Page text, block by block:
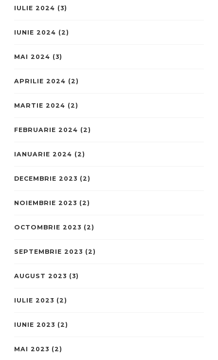
IULIE 2024 (3)
IUNIE 2024 (2)
MAI 2024 (3)
APRILIE 2024 (2)
MARTIE 2024 (2)
FEBRUARIE 2024 (2)
IANUARIE 2024 (2)
DECEMBRIE 2023 (2)
NOIEMBRIE 2023 (2)
OCTOMBRIE 2023 (2)
SEPTEMBRIE 2023 (2)
AUGUST 2023 (3)
IULIE 2023 (2)
IUNIE 2023 (2)
MAI 2023 (2)